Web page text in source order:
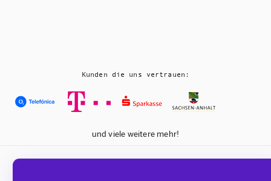
Kunden die uns vertrauen:
und viele weitere mehr!